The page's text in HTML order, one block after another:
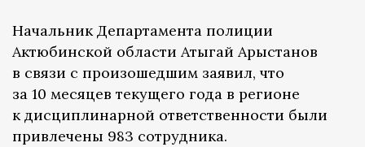
Начальник Департамента полиции
Актюбинской области Атыгай Арыстанов
в связи с произошедшим заявил, что
за 10 месяцев текущего года в регионе
к дисциплинарной ответственности были
привлечены 983 сотрудника.